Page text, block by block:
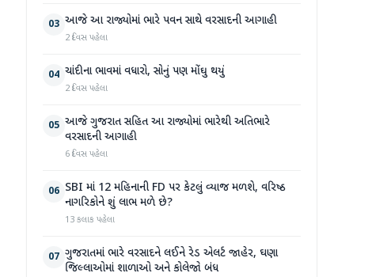
03 આજે આ રાજ્યોમાં ભારે પવન સાથે વરસાદની આગાહી
2 દિવસ પહેલા
04 ચાંદીના ભાવમાં વધારો, સોનું પણ મોંઘુ થયું
2 દિવસ પહેલા
05 આજે ગુજરાત સહિત આ રાજ્યોમાં ભારેથી અતિભારે
વરસાદની આગાહી
6 દિવસ પહેલા
06 SBI માં 12 મહિનાની FD પર કેટલું વ્યાજ મળશે, વરિષ્ઠ
નાગરિકોને શું લાભ મળે છે?
13 કલાક પહેલા
07 ગુજરાતમાં ભારે વરસાદને લઈને રેડ એલર્ટ જાહેર, ઘણા
જિલ્લાઓમાં શાળાઓ અને કોલેજો બંધ